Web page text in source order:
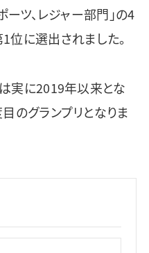
ーツ、レジャー部門」の4
位に選出されました。
実に2019年以来とな
のグランプリとなりま